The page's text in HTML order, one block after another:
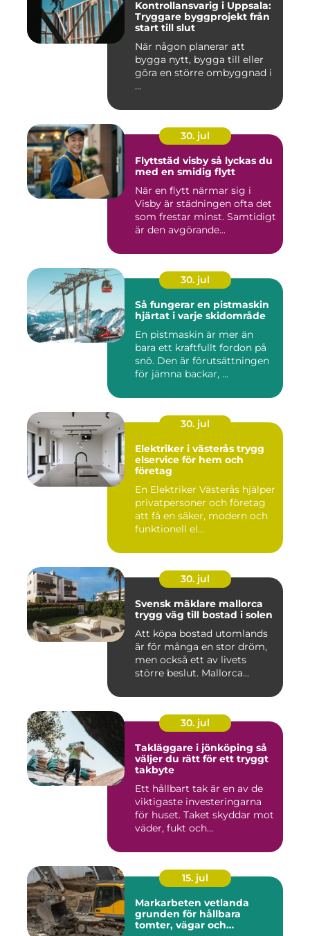
Kontrollansvarig i Uppsala:
Tryggare byggprojekt från
start till slut
När någon planerar att
bygga nytt, bygga till eller
göra en större ombyggnad i
...
30. jul
Flyttstäd visby så lyckas du
med en smidig flytt
När en flytt närmar sig i
Visby är städningen ofta det
som frestar minst. Samtidigt
är den avgörande...
30. jul
Så fungerar en pistmaskin
hjärtat i varje skidområde
En pistmaskin är mer än
bara ett kraftfullt fordon på
snö. Den är förutsättningen
för jämna backar, ...
30. jul
Elektriker i västerås trygg
elservice för hem och
företag
En Elektriker Västerås hjälper
privatpersoner och företag
att få en säker, modern och
funktionell el...
30. jul
Svensk mäklare mallorca
trygg väg till bostad i solen
Att köpa bostad utomlands
är för många en stor dröm,
men också ett av livets
större beslut. Mallorca...
30. jul
Takläggare i jönköping så
väljer du rätt för ett tryggt
takbyte
Ett hållbart tak är en av de
viktigaste investeringarna
för huset. Taket skyddar mot
väder, fukt och...
15. jul
Markarbeten vetlanda
grunden för hållbara
tomter, vägar och